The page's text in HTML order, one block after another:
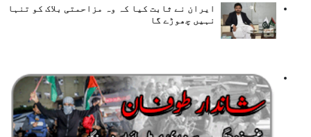
ایران نے ثابت کیا کہ وہ مزاحمتی بلاک کو تنہا
نہیں چھوڑے گا